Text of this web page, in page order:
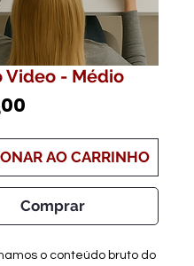
Video - Médio
AO CARRINHO
Comprar
o conteúdo bruto do